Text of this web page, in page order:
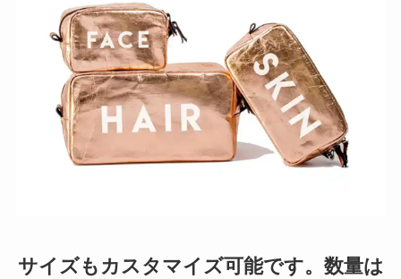
サイズもカスタマイズ可能です。数量は